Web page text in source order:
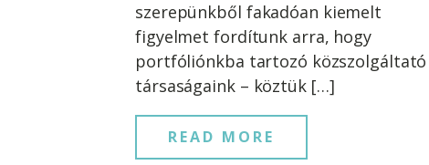
szerepünkből fakadóan kiemelt
figyelmet fordítunk arra, hogy
portfóliónkba tartozó közszolgáltató
társaságaink – köztük […]
READ MORE